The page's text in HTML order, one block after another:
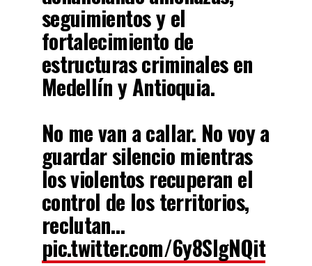
seguimientos y el
fortalecimiento de
estructuras criminales en
Medellín y Antioquia.
No me van a callar. No voy a
guardar silencio mientras
los violentos recuperan el
control de los territorios,
reclutan…
pic.twitter.com/6y8SlgNQit